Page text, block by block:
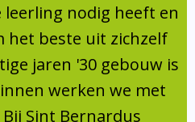
Gezin
leerling nodig heeft en
het beste uit zichzelf
jaren '30 gebouw is
werken we met
Sint Bernardus